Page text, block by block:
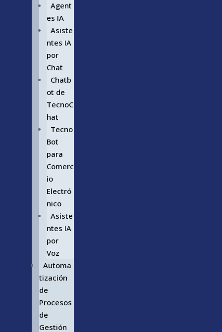
Agent
es IA
Asiste
ntes IA
por
Chat
Chatb
ot de
TecnoC
hat
Tecno
Bot
para
Comerc
io
Electró
nico
Asiste
ntes IA
por
Voz
Automa
tización
de
Procesos
de
Gestión